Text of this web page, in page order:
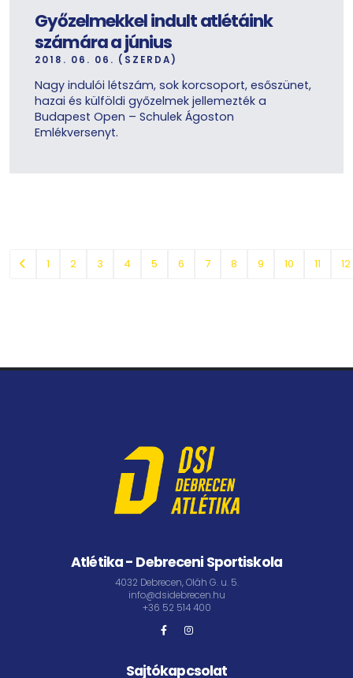
Győzelmekkel indult atlétáink
számára a június
2018. 06. 06. (SZERDA)
Nagy indulói létszám, sok korcsoport, esőszünet,
hazai és külföldi győzelmek jellemezték a
Budapest Open – Schulek Ágoston
Emlékversenyt.
1 2 3 4 5 6 7 8 9 10 11 12
Atlétika - Debreceni Sportiskola
4032 Debrecen, Oláh G. u. 5.
info@dsidebrecen.hu
+36 52 514 400
Sajtókapcsolat